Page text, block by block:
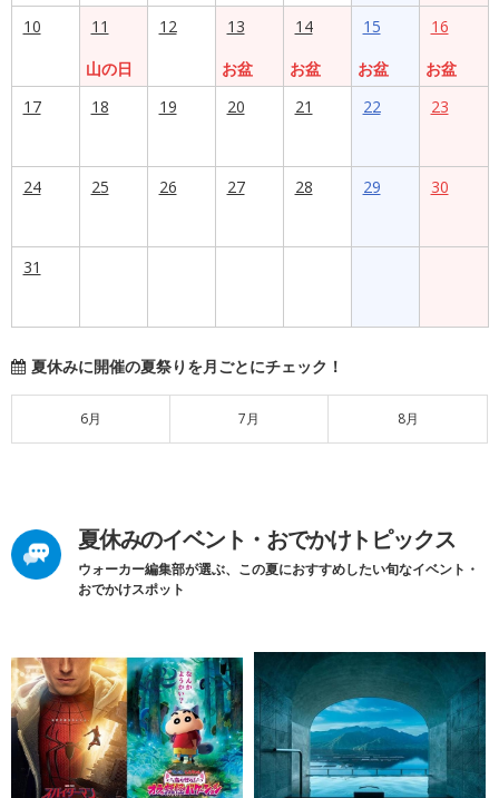
10
11
山の日
12
13
お盆
14
お盆
15
お盆
16
お盆
17
18 19 20 21 22 23
24 25 26 27 28 29 30
31
夏休みに開催の夏祭りを月ごとにチェック！
6月 7月 8月
夏休みのイベント・おでかけトピックス
ウォーカー編集部が選ぶ、この夏におすすめしたい旬なイベント・
おでかけスポット